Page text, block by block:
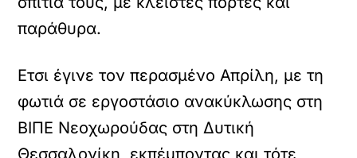
παράθυρα.
Ετσι έγινε τον περασμένο Απρίλη, με τη
φωτιά σε εργοστάσιο ανακύκλωσης στη
ΒΙΠΕ Νεοχωρούδας στη Δυτική
Θεσσαλονίκη, εκπέμποντας και τότε